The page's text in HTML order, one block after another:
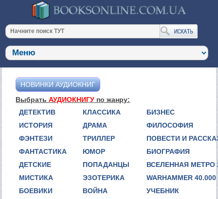
НОВИНКИ АУДИОКНИГ
ВыбратьАУДИОКНИГУ по жанру:
ДЕТЕКТИВ
ИСТОРИЯ
ФЭНТЕЗИ
ФАНТАСТИКА
ДЕТСКИЕ
МИСТИКА
БОЕВИКИ
КЛАССИКА
ДРАМА
ТРИЛЛЕР
ЮМОР
ПОПАДАНЦЫ
ЭЗОТЕРИКА
ВОЙНА
БИЗНЕС
ФИЛОСОФИЯ
ПОВЕСТИ И
БИОГРАФИЯ
ВСЕЛЕННАЯ МЕТРО
WARHAMMER 40.000
УЧЕБНИК